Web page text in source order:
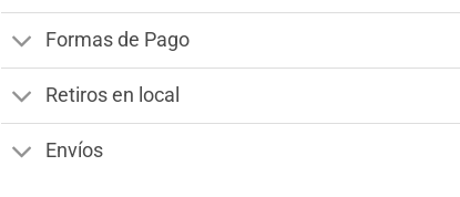
Formas de Pago
Retiros en local
Envíos